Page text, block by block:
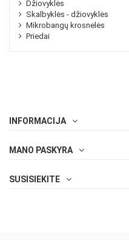
Džiovyklės
Skalbyklės - džiovyklės
Mikrobangų krosnelės
Priedai
INFORMACIJA
MANO PASKYRA
SUSISIEKITE